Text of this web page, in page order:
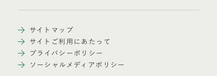
サイトマップ
サイトご利用にあたって
プライバシーポリシー
ソーシャルメディアポリシー